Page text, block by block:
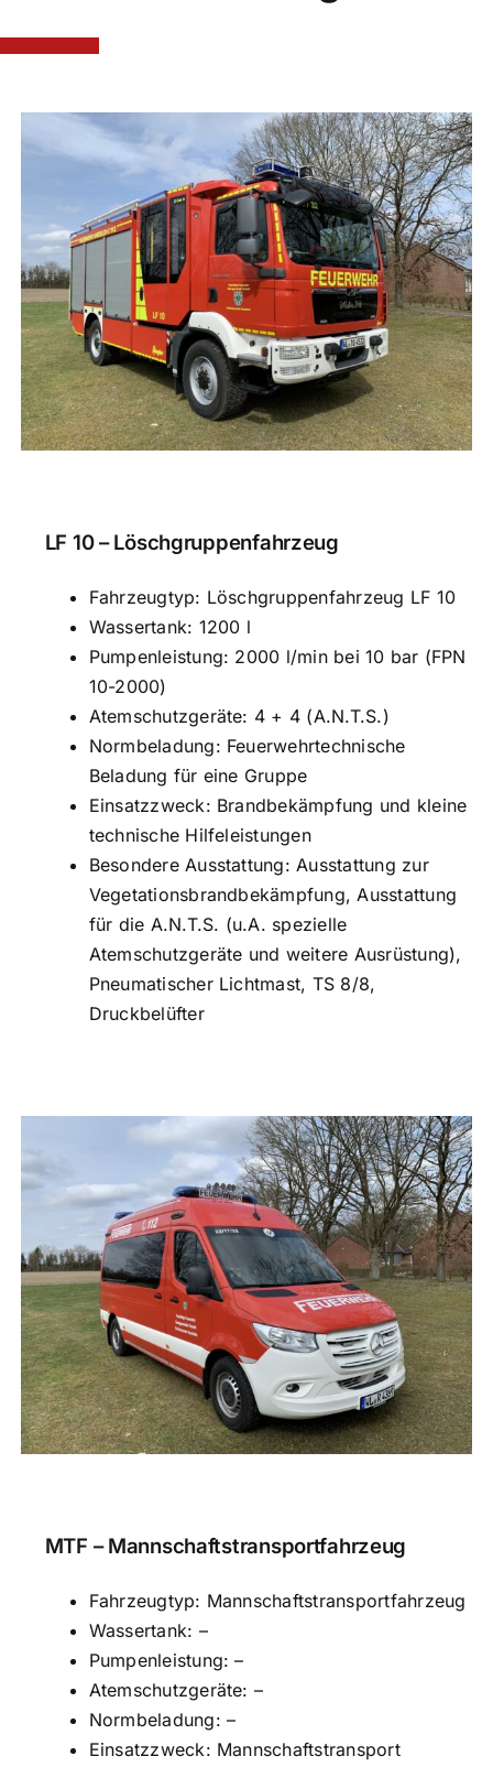
LF 10 – Löschgruppenfahrzeug
Fahrzeugtyp: Löschgruppenfahrzeug LF 10
Wassertank: 1200 l
Pumpenleistung: 2000 l/min bei 10 bar (FPN
10-2000)
Atemschutzgeräte: 4 + 4 (A.N.T.S.)
Normbeladung: Feuerwehrtechnische
Beladung für eine Gruppe
Einsatzzweck: Brandbekämpfung und kleine
technische Hilfeleistungen
Besondere Ausstattung: Ausstattung zur
Vegetationsbrandbekämpfung, Ausstattung
für die A.N.T.S. (u.A. spezielle
Atemschutzgeräte und weitere Ausrüstung),
Pneumatischer Lichtmast, TS 8/8,
Druckbelüfter
MTF – Mannschaftstransportfahrzeug
Fahrzeugtyp: Mannschaftstransportfahrzeug
Wassertank: –
Pumpenleistung: –
Atemschutzgeräte: –
Normbeladung: –
Einsatzzweck: Mannschaftstransport